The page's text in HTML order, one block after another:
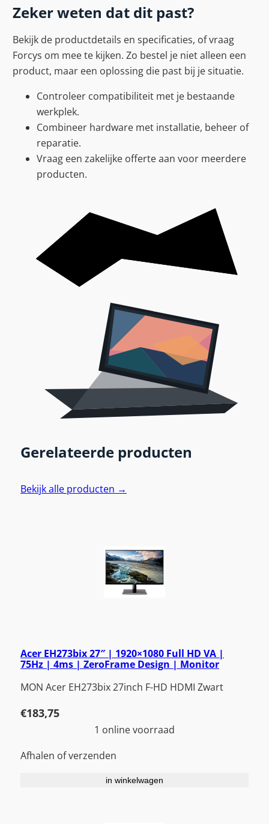
Zeker weten dat dit past?
Bekijk de productdetails en specificaties, of vraag
Forcys om mee te kijken. Zo bestel je niet alleen een
product, maar een oplossing die past bij je situatie.
Controleer compatibiliteit met je bestaande
werkplek.
Combineer hardware met installatie, beheer of
reparatie.
Vraag een zakelijke offerte aan voor meerdere
producten.
Gerelateerde producten
Bekijk alle producten →
Acer EH273bix 27″ | 1920×1080 Full HD VA |
75Hz | 4ms | ZeroFrame Design | Monitor
MON Acer EH273bix 27inch F-HD HDMI Zwart
€183,75
1 online voorraad
Afhalen of verzenden
in winkelwagen